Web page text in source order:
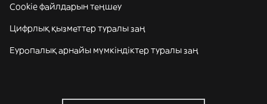
Cookie файлдарын теңшеу
Цифрлық қызметтер туралы заң
Еуропалық арнайы мүмкіндіктер туралы заң